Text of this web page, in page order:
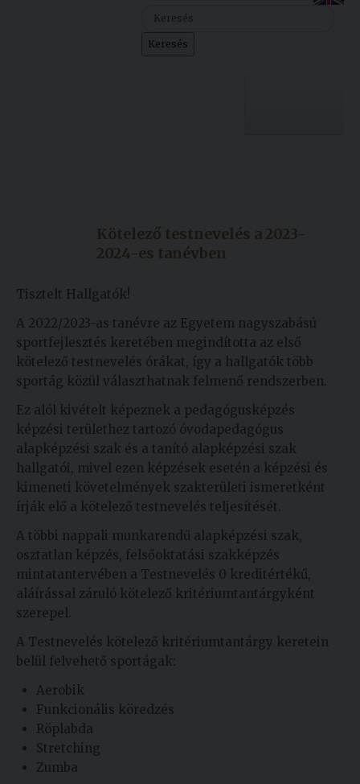
Sport
Keresés
Kutatás
Hallgatóinknak
Kiadványok
Szolgáltatásaink
Nemzetközi
kapcsolatok
Egyetemi
Lelkészség
Események
Kötelező testnevelés a 2023-
2024-es tanévben
Tisztelt Hallgatók!
A 2022/2023-as tanévre az Egyetem nagyszabású
sportfejlesztés keretében megindította az első
kötelező testnevelés órákat, így a hallgatók több
sportág közül választhatnak felmenő rendszerben.
Ez alól kivételt képeznek a pedagógusképzés
képzési területhez tartozó óvodapedagógus
alapképzési szak és a tanító alapképzési szak
hallgatói, mivel ezen képzések esetén a képzési és
kimeneti követelmények szakterületi ismeretként
írják elő a kötelező testnevelés teljesítését.
A többi nappali munkarendű alapképzési szak,
osztatlan képzés, felsőoktatási szakképzés
mintatantervében a Testnevelés 0 kreditértékű,
aláírással záruló kötelező kritériumtantárgyként
szerepel.
A Testnevelés kötelező kritériumtantárgy keretein
belül felvehető sportágak:
Aerobik
Funkcionális köredzés
Röplabda
Stretching
Zumba